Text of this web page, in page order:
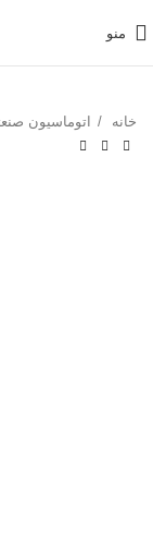
منو
خانه اتوماسیون